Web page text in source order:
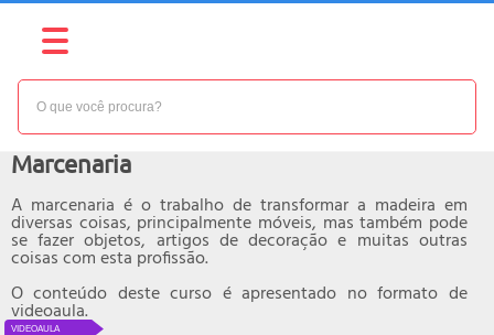
VIDEOAULA
NÍVEL: BÁSICO
Marcenaria
A marcenaria é o trabalho de transformar a madeira em
diversas coisas, principalmente móveis, mas também pode
se fazer objetos, artigos de decoração e muitas outras
coisas com esta profissão.
O conteúdo deste curso é apresentado no formato de
videoaula.